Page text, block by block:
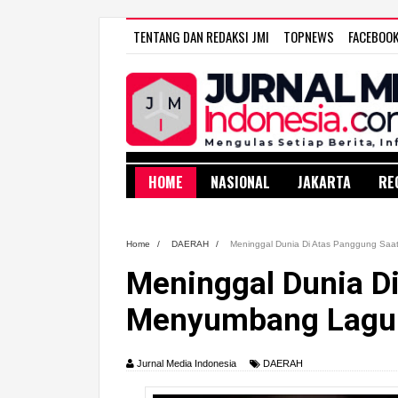
TENTANG DAN REDAKSI JMI TOPNEWS FACEBOOK
HOME NASIONAL JAKARTA
Home / DAERAH / Meninggal Dunia Di Atas Panggung
Meninggal Dunia
Menyumbang
Jurnal Media Indonesia DAERAH